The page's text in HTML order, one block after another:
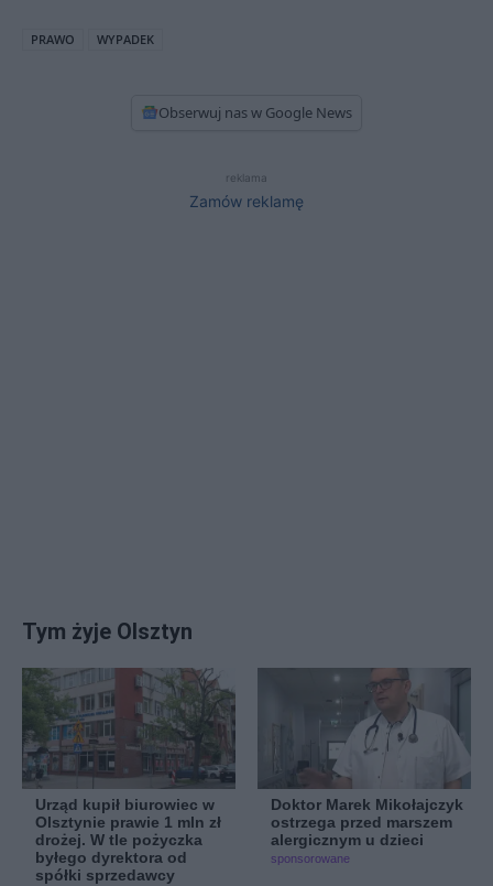
PRAWO WYPADEK
Obserwuj nas w Google News
reklama
Zamów reklamę
Tym żyje Olsztyn
Urząd kupił biurowiec w
Olsztynie prawie 1 mln zł
drożej. W tle pożyczka
byłego dyrektora od
spółki sprzedawcy
Doktor Marek Mikołajczyk
ostrzega przed marszem
alergicznym u dzieci
sponsorowane